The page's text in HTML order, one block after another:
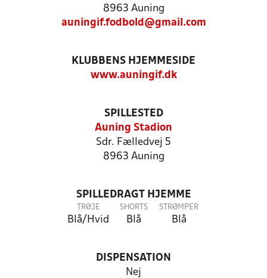
8963 Auning
auningif.fodbold@gmail.com
KLUBBENS HJEMMESIDE
www.auningif.dk
SPILLESTED
Auning Stadion
Sdr. Fælledvej 5
8963 Auning
SPILLEDRAGT HJEMME
TRØJE
Blå/Hvid
SHORTS
Blå
STRØMPER
Blå
DISPENSATION
Nej